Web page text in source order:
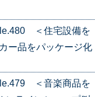
＜住宅設備を
ー品をパッケージ化
＜音楽商品を